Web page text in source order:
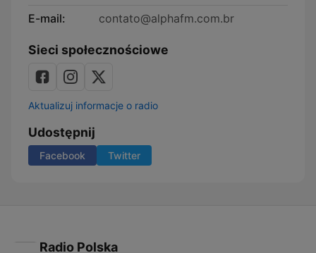
E-mail:
contato@alphafm.com.br
Sieci społecznościowe
Aktualizuj informacje o radio
Udostępnij
Facebook Twitter
Radio Polska